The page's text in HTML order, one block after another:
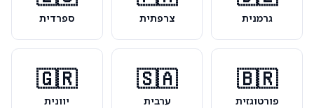
גרמנית צרפתית ספרדית
🇧🇷
פורטוגזית
🇸🇦
ערבית
🇬🇷
יוונית